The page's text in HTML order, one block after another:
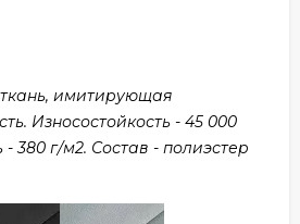
имитирующая
Износостойкость - 45 000
380 г/м2. Состав - полиэстер